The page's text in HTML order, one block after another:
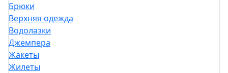
Брюки
Верхняя одежда
Водолазки
Джемпера
Жакеты
Жилеты